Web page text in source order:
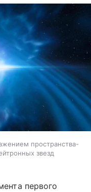
пространства-
звезд
первого